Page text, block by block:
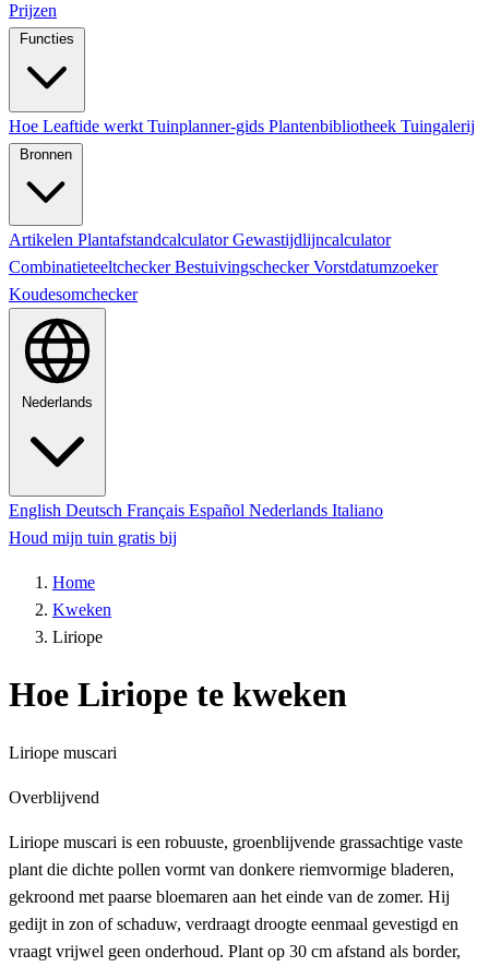
Prijzen
Functies
Hoe Leaftide werkt Tuinplanner-gids Plantenbibliotheek Tuingalerij
Bronnen
Artikelen PlantafstandcalculatorGewastijdlijncalculator
CombinatieteeltcheckerBestuivingscheckerVorstdatumzoeker
Koudesomchecker
Nederlands
English Deutsch Français Español Nederlands Italiano
Houd mijn tuin gratis bij
Home
Kweken
Liriope
Hoe Liriope te kweken
Liriope muscari
Overblijvend
Liriope muscari is een robuuste, groenblijvende grassachtige vaste
plant die dichte pollen vormt van donkere riemvormige bladeren,
gekroond met paarse bloemaren aan het einde van de zomer. Hij
gedijt in zon of schaduw, verdraagt droogte eenmaal gevestigd en
vraagt vrijwel geen onderhoud. Plant op 30 cm afstand als border,